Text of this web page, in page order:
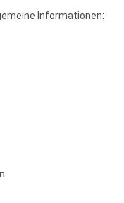
Informationen: